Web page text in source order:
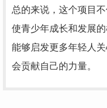
总的来说，这个项目
使青少年成长和发展
能够启发更多年轻人
会贡献自己的力量。